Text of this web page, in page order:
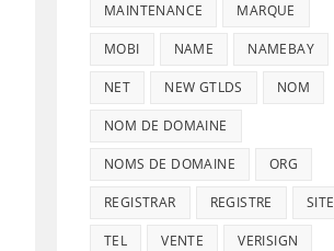
MAINTENANCE MARQUE
MOBI NAME NAMEBAY
NET NEW GTLDS NOM
NOM DE DOMAINE
NOMS DE DOMAINE ORG
REGISTRAR REGISTRE SITE
TEL VENTE VERISIGN